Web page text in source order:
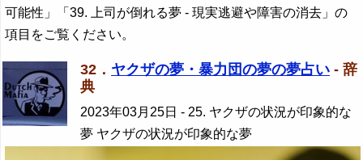
可能性」「39. 上司が倒れる夢 - 現実逃避や障害の消去」の
項目をご覧ください。
32． ヤクザの夢・暴力団の夢の夢占い - 辞
典
2023年03月25日 - 25. ヤクザの状況が印象的な
夢 ヤクザの状況が印象的な夢